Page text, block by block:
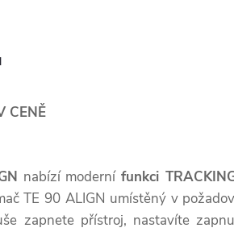
CENĚ
nabízí moderní funkci
TE 90 ALIGN umístěný v
zapnete přístroj, nastavíte